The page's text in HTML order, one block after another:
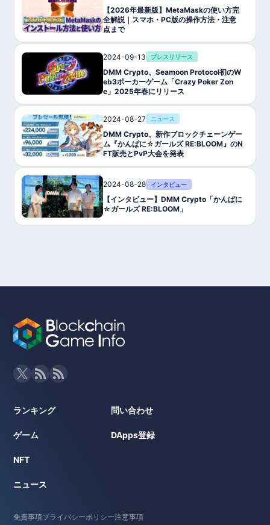
【2026年最新版】MetaMaskの使い方完
全解説｜スマホ・PC版の操作方法・注意
点まで
2024-09-13 プレスリリース
DMM Crypto、Seamoon Protocol初のW
eb3ポーカーゲーム「Crazy Poker Zon
e」2025年春にリリース
2024-08-27 ニュース
DMM Crypto、新作ブロックチェーンゲー
ム『かんぱに☆ガールズ RE:BLOOM』のN
FT販売とPvP大会を発表
2024-08-28 インタビュー
【インタビュー】DMM Crypto「かんぱに
☆ガールズ RE:BLOOM」
ランキング
ゲーム
NFT
ニュース
問い合わせ
DApps登録
免責事項プライバシーポリシー注意事項